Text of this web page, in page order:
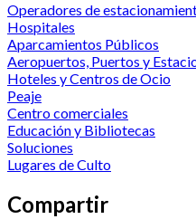
Operadores de
Hospitales
Aparcamientos Públicos
Aeropuertos, Puertos y
Hoteles y Centros de Ocio
Peaje
Centro comerciales
Educación y Bibliotecas
Soluciones
Lugares de Culto
Compartir